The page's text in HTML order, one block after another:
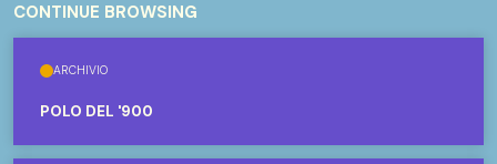
CONTINUE BROWSING
ARCHIVIO
POLO DEL '900